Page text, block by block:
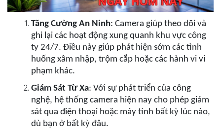
Tăng Cường An Ninh: Camera giúp theo dõi và
ghi lại các hoạt động xung quanh khu vực công
ty 24/7. Điều này giúp phát hiện sớm các tình
huống xâm nhập, trộm cắp hoặc các hành vi vi
phạm khác.
Giám Sát Từ Xa: Với sự phát triển của công
nghệ, hệ thống camera hiện nay cho phép giám
sát qua điện thoại hoặc máy tính bất kỳ lúc nào,
dù bạn ở bất kỳ đâu.